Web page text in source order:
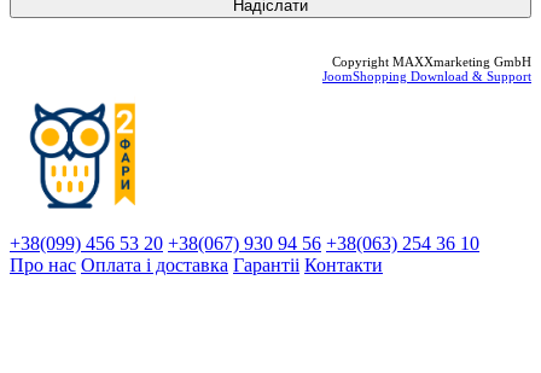
Copyright MAXXmarketing GmbH
JoomShopping Download & Support
+38(099) 456 53 20 +38(067) 930 94 56 +38(063) 254 36 10
Про нас Оплата і доставка Гарантіi Контакти